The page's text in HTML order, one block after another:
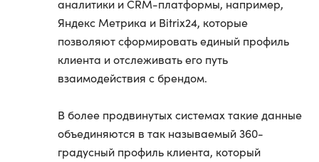
аналитики и CRM-платформы, например,
Яндекс Метрика и Bitrix24, которые
позволяют сформировать единый профиль
клиента и отслеживать его путь
взаимодействия с брендом.
В более продвинутых системах такие данные
объединяются в так называемый 360-
градусный профиль клиента, который